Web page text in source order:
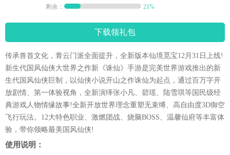
剩余：
21%
下载领礼包
传承兽首文化，青云门派全面提升，全新版本仙境觅宝12月31日上线!
新生代国风仙侠大世界之作新《诛仙》手游是完美世界游戏推出的新
生代国风仙侠巨制，以仙侠小说开山之作诛仙为起点，通过百万字开
放剧情、第一体验视角，全新演绎张小凡、碧瑶、陆雪琪等国民级经
典游戏人物情缘故事!全新开放世界理念重塑无束缚、高自由度3D御空
飞行玩法。12大特色职业、激燃团战、烧脑BOSS、温馨仙府等丰富体
验，带你领略最美国风仙侠!
使用说明：